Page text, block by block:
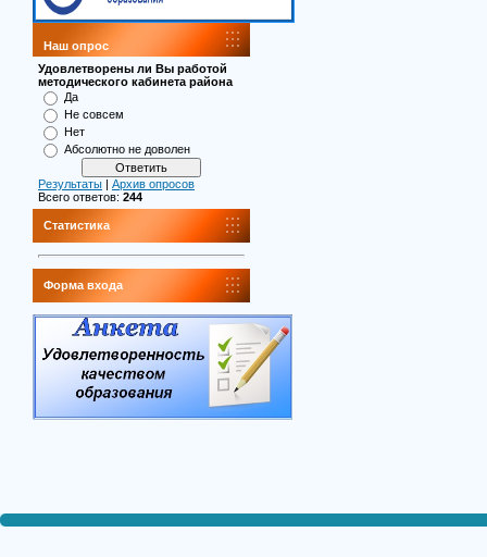
Наш опрос
Удовлетворены ли Вы работой
методического кабинета района
Да
Не совсем
Нет
Абсолютно не доволен
Результаты
Архив опросов
Всего ответов: 244
Статистика
Форма входа